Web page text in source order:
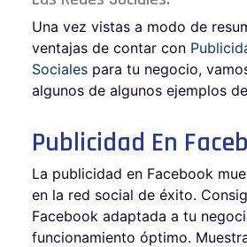
Una vez vistas a modo de
ventajas de contar con
Sociales para tu negocio,
algunos de algunos ejemplos
Publicidad En
La publicidad en Facebook
en la red social de éxito.
Facebook adaptada a tu
funcionamiento óptimo.